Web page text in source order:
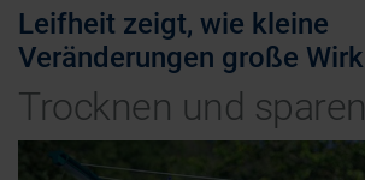
Leifheit zeigt, wie kleine
Veränderungen große
Trocknen und